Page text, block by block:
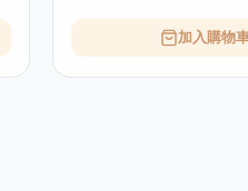
加入購物